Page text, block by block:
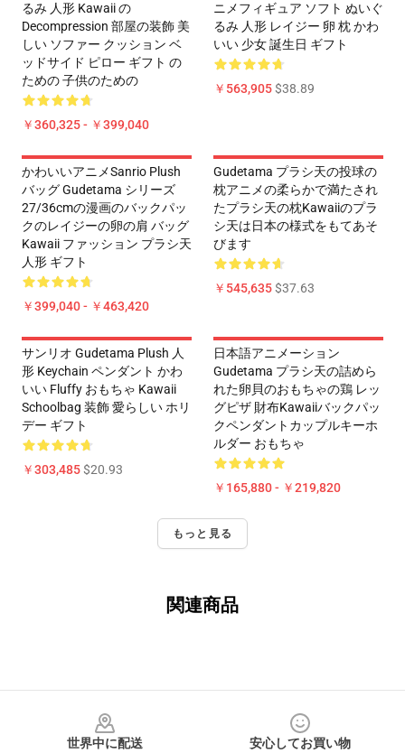
るみ 人形 Kawaii の
Decompression 部屋の装飾 美
しい ソファー クッション ベ
ッドサイド ピロー ギフト の
ための 子供のための
￥360,325 - ￥399,040
ニメフィギュア ソフト ぬいぐ
るみ 人形 レイジー 卵 枕 かわ
いい 少女 誕生日 ギフト
￥563,905$38.89
かわいいアニメSanrio Plush
バッグ Gudetama シリーズ
27/36cmの漫画のバックパッ
クのレイジーの卵の肩 バッグ
Kawaii ファッション プラシ天
人形 ギフト
￥399,040 - ￥463,420
Gudetama プラシ天の投球の
枕アニメの柔らかで満たされ
たプラシ天の枕kawaiiのプラ
シ天は日本の様式をもてあそ
びます
￥545,635$37.63
サンリオ Gudetama Plush 人
形 Keychain ペンダント かわ
いい Fluffy おもちゃ Kawaii
Schoolbag 装飾 愛らしい ホリ
デー ギフト
￥303,485$20.93
日本語アニメーション
Gudetama プラシ天の詰めら
れた卵貝のおもちゃの鶏 レッ
グピザ 財布Kawaiiバックパッ
クペンダントカップルキーホ
ルダー おもちゃ
￥165,880 - ￥219,820
もっと見る
関連商品
世界中に配送
安心してお買い物